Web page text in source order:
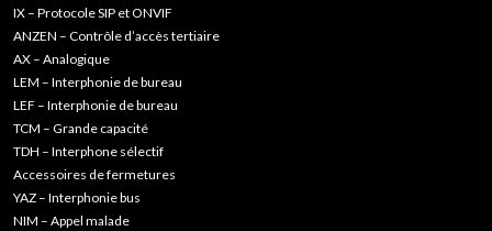
IX – Protocole SIP et ONVIF
ANZEN – Contrôle d’accès tertiaire
AX – Analogique
LEM – Interphonie de bureau
LEF – Interphonie de bureau
TCM – Grande capacité
TDH – Interphone sélectif
Accessoires de fermetures
YAZ – Interphonie bus
NIM – Appel malade